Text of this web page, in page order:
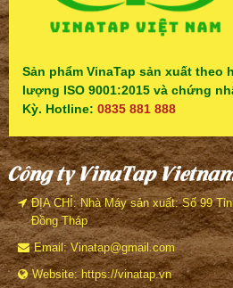
Sản phẩm VinaTap sản xuất theo
lượng ISO 9001:2015 và chứng
Kỳ. Hotline: 0835 881 888
Công ty VinaTap
ĐỊA CHỈ: Nhà Máy sản xuất: Số 99
Đồng Tháp
Email: Vinatap@gmail.com
Website: https://vinatap.vn